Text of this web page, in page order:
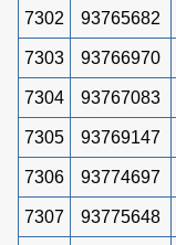
7302 93765682
7303 93766970
7304 93767083
7305 93769147
7306 93774697
7307 93775648